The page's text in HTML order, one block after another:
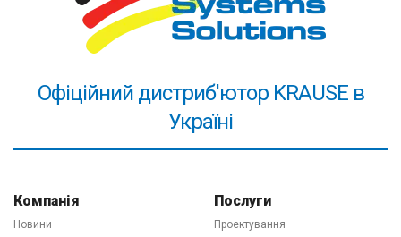
Високим залишається тільки якість (і ціна)
алюмінієвого профілю та комплектуючих частин.
5. Надійність постачання та сервіс!
років ми забезпечуємо безперебійність постачання
драбин KRAUSE в Україну. Купити продукцію Ви
замовити через інтернет-магазин на цьому сайті з
доставкою по всій країні. 90% замовлень ми
Офіційний дистриб'ютор KRAUSE в
Україні
Компанія
Новини
Послуги
Проектування